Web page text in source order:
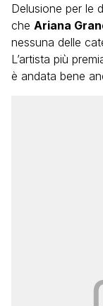
Delusione per le
che Ariana
nessuna delle
L’artista più
è andata bene